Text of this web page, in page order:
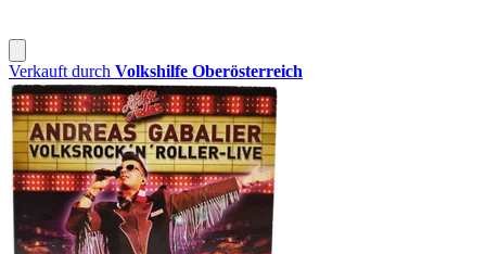
Verkauft durch Volkshilfe Oberösterreich